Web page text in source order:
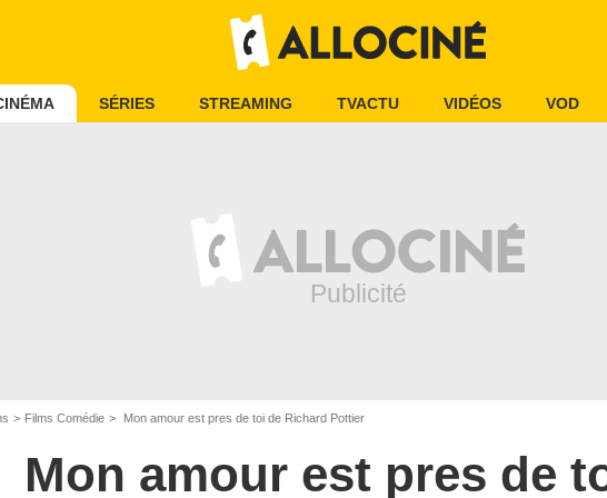
SÉRIES STREAMING TVACTU VIDÉOS VOD
Films Comédie Mon amour est pres de toi de Richard Pottier
Mon amour est pres de